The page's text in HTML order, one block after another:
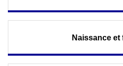
Naissance et